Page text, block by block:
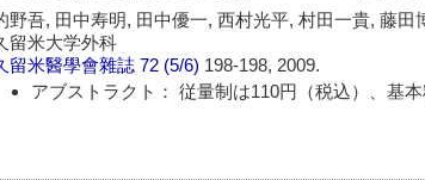
野吾, 田中寿明, 田中優一, 西村光平, 村田一貴, 藤田
留米大学外科
留米醫學會雜誌 72 (5/6) 198-198, 2009.
アブストラクト： 従量制は110円（税込）、基